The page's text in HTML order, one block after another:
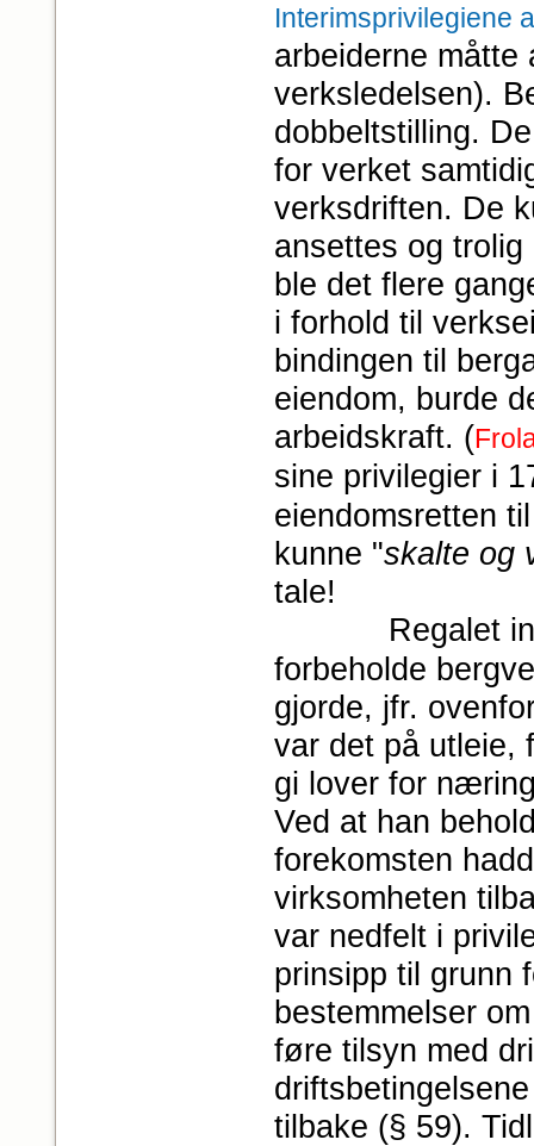
Interimsprivilegiene
arbeiderne måtte
verksledelsen).
dobbeltstilling.
for verket
verksdriften. De
ansettes og
ble det flere
i forhold til
bindingen til
eiendom, burde
arbeidskraft. (
sine privilegier i
eiendomsretten
kunne "skalte og
tale!
Regalet
forbeholde
gjorde, jfr.
var det på utleie,
gi lover for
Ved at han
forekomsten
virksomheten
var nedfelt i
prinsipp til grunn
bestemmelser
føre tilsyn med
tilbake (§ 59).